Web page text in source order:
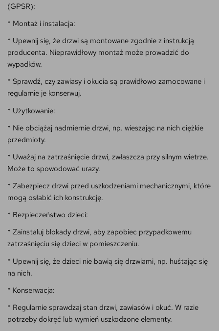
(GPSR):
* Montaż i instalacja:
* Upewnij się, że drzwi są montowane zgodnie z instrukcją
producenta. Nieprawidłowy montaż może prowadzić do
wypadków.
* Sprawdź, czy zawiasy i okucia są prawidłowo zamocowane i
regularnie je konserwuj.
* Użytkowanie:
* Nie obciążaj nadmiernie drzwi, np. wieszając na nich ciężkie
przedmioty.
* Uważaj na zatrzaśnięcie drzwi, zwłaszcza przy silnym wietrze.
Może to spowodować urazy.
* Zabezpiecz drzwi przed uszkodzeniami mechanicznymi, które
mogą osłabić ich konstrukcję.
* Bezpieczeństwo dzieci:
* Zainstaluj blokady drzwi, aby zapobiec przypadkowemu
zatrzaśnięciu się dzieci w pomieszczeniu.
* Upewnij się, że dzieci nie bawią się drzwiami, np. huśtając się
na nich.
* Konserwacja:
* Regularnie sprawdzaj stan drzwi, zawiasów i okuć. W razie
potrzeby dokręć lub wymień uszkodzone elementy.